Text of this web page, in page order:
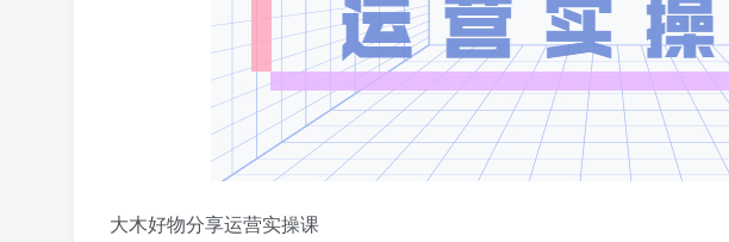
大木好物分享运营实操课